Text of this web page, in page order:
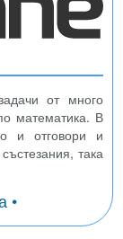
от много
математика. В
и отговори и
така
•